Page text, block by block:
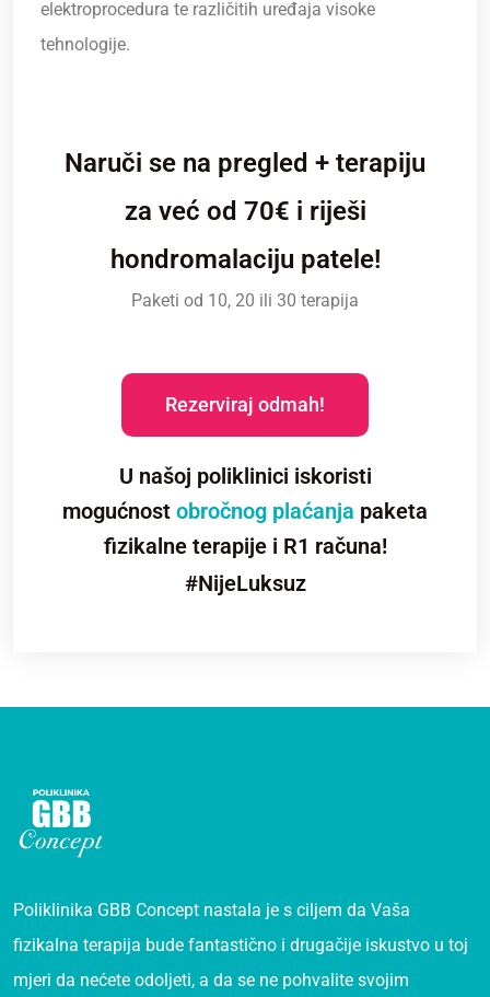
elektroprocedura te različitih uređaja visoke
tehnologije.
Naruči se na pregled + terapiju
za već od 70€ i riješi
hondromalaciju patele!
Paketi od 10, 20 ili 30 terapija
Rezerviraj odmah!
U našoj poliklinici iskoristi
mogućnost obročnog plaćanja paketa
fizikalne terapije i R1 računa!
#NijeLuksuz
Poliklinika GBB Concept nastala je s ciljem da Vaša
fizikalna terapija bude fantastično i drugačije iskustvo u toj
mjeri da nećete odoljeti, a da se ne pohvalite svojim